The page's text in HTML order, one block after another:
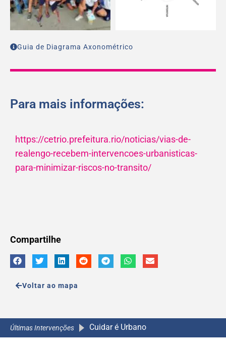
Guia de Diagrama Axonométrico
Para mais informações:
https://cetrio.prefeitura.rio/noticias/vias-de-
realengo-recebem-intervencoes-urbanisticas-
para-minimizar-riscos-no-transito/
Compartilhe
Voltar ao mapa
Últimas Intervenções Cuidar é Urbano
A Caminho da Escola 2.0
A Caminho da Escola 2.0
A Caminho da Escola 2.0